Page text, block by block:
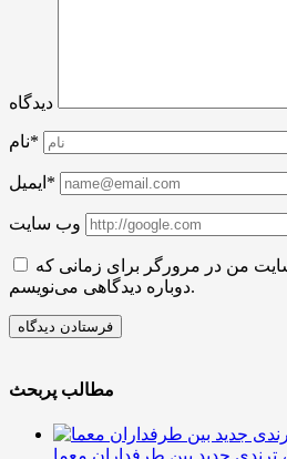
دیدگاه
نام*
ایمیل*
وب سایت
من در مرورگر برای زمانی که
دوباره دیدگاهی می‌نویسم.
مطالب پربحث